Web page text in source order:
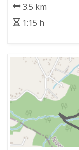
3.5 km
1:15 h